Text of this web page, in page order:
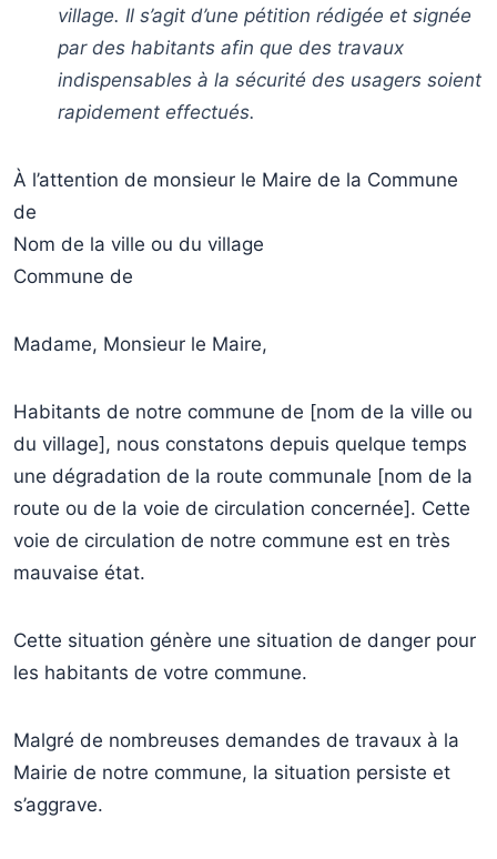
village. Il s’agit d’une pétition rédigée et signée
par des habitants afin que des travaux
indispensables à la sécurité des usagers soient
rapidement effectués.
À l’attention de monsieur le Maire de la Commune
de
Nom de la ville ou du village
Commune de
Madame, Monsieur le Maire,
Habitants de notre commune de [nom de la ville ou
du village], nous constatons depuis quelque temps
une dégradation de la route communale [nom de la
route ou de la voie de circulation concernée]. Cette
voie de circulation de notre commune est en très
mauvaise état.
Cette situation génère une situation de danger pour
les habitants de votre commune.
Malgré de nombreuses demandes de travaux à la
Mairie de notre commune, la situation persiste et
s’aggrave.